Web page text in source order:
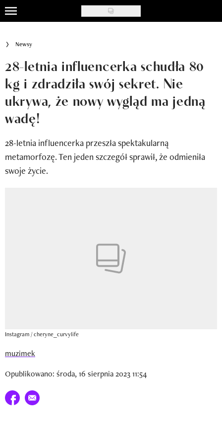
Skip
to
content
Ślub i wesele
Styl życia
Nasze akcje
Inspiracje
Recenzje kosmetyków
Newsy
28-letnia influencerka schudła 80
kg i zdradziła swój sekret. Nie
ukrywa, że nowy wygląd ma jedną
wadę!
28-letnia influencerka przeszła spektakularną
metamorfozę. Ten jeden szczegół sprawił, że odmieniła
swoje życie.
Instagram / cheryne_curvylife
muzimek
Opublikowano: środa, 16 sierpnia 2023 11:54
Udostępnij na facebook
E-mail do przyjaciela